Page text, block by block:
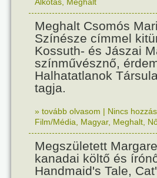
Meghalt Csomós
Színésze címmel
Kossuth- és Jászai
színművésznő,
Halhatatlanok
tagja.
» tovább olvasom | Nincs
Film/Média
Magyar, Meghalt
Megszületett
kanadai költő és
Handmaid's Tale,